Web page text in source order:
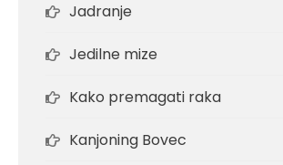
Jadranje
Jedilne mize
Kako premagati raka
Kanjoning Bovec